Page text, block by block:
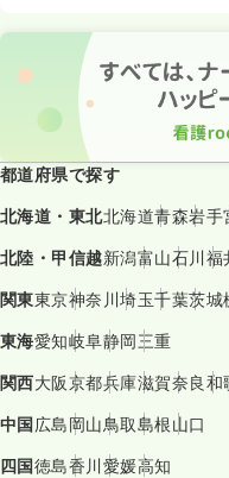
都道府県で探す
北海道・東北北海道青森岩手
北陸・甲信越新潟富山石川福
関東東京神奈川埼玉千葉茨城
東海愛知岐阜静岡三重
関西大阪京都兵庫滋賀奈良和
中国広島岡山鳥取島根山口
四国徳島香川愛媛高知